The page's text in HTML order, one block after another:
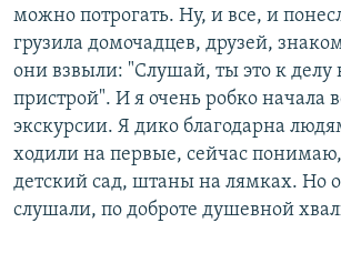
можно потрогать. Ну, и все, и
грузила домочадцев, друзей,
они взвыли: "Слушай, ты это к делу
пристрой". И я очень робко начала
экскурсии. Я дико благодарна
ходили на первые, сейчас
детский сад, штаны на лямках. Но
слушали, по доброте душевной